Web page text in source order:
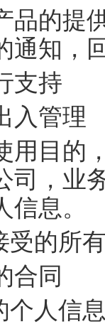
品的提
通知，
支持
入管理
目的
司，业
息。
受的所
合同
个人信